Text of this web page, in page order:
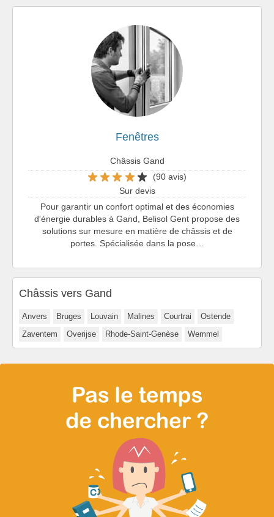
Fenêtres
Châssis Gand
(90 avis)
Sur devis
Pour garantir un confort optimal et des économies
d'énergie durables à Gand, Belisol Gent propose des
solutions sur mesure en matière de châssis et de
portes. Spécialisée dans la pose…
Châssis vers Gand
Anvers Bruges Louvain Malines Courtrai
Ostende
Zaventem
Overijse Rhode-Saint-Genèse Wemmel